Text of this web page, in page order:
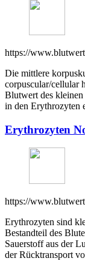
https://
Die mittlere
corpuscular/cellular
Blutwert des
in den Erythrozyten
Erythrozyten
https://
Erythrozyten sind
Bestandteil des
Sauerstoff aus der
der Rücktransport